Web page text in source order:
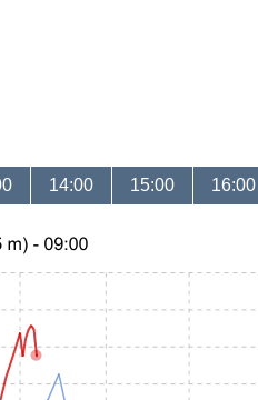
14:00 15:00 16:00